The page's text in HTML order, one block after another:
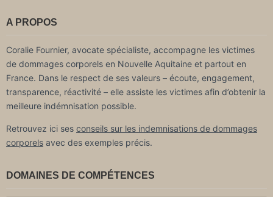
A PROPOS
Coralie Fournier, avocate spécialiste, accompagne les victimes
de dommages corporels en Nouvelle Aquitaine et partout en
France. Dans le respect de ses valeurs – écoute, engagement,
transparence, réactivité – elle assiste les victimes afin d’obtenir la
meilleure indémnisation possible.
Retrouvez ici ses conseils sur les indemnisations de dommages
corporels avec des exemples précis.
DOMAINES DE COMPÉTENCES